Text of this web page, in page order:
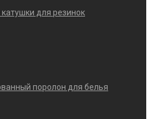
для резинок
поролон для белья